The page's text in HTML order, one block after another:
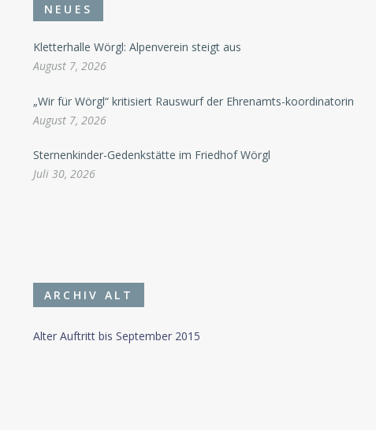
NEUES
Kletterhalle Wörgl: Alpenverein steigt aus
August 7, 2026
„Wir für Wörgl“ kritisiert Rauswurf der Ehrenamts-koordinatorin
August 7, 2026
Sternenkinder-Gedenkstätte im Friedhof Wörgl
Juli 30, 2026
ARCHIV ALT
Alter Auftritt bis September 2015